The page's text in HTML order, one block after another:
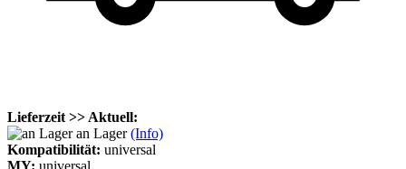
Lieferzeit >> Aktuell:
an Lager(Info)
Kompatibilität: universal
MY: universal